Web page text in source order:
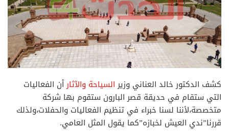
كشف الدكتور خالد العناني وزيرالسياحة والآثارأن الفعاليات
التي ستقام في حديقة قصر البارون ستقوم بها شركة
متخصصة،لأننا لسنا خبراء في تنظيم الفعاليات والحفلات،ولذلك
قررنا”ندي العيش لخبازه”كما يقول المثل العامي.